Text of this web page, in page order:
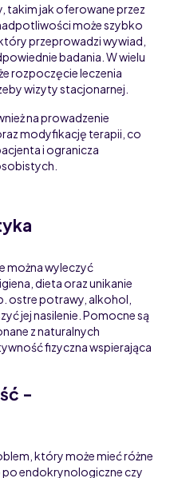
takim jak oferowane przez
może szybko
przeprowadzi wywiad,
badania. W wielu
rozpoczęcie leczenia
wizyty stacjonarnej.
na prowadzenie
modyfikację terapii, co
i ogranicza
można wyleczyć
dieta oraz unikanie
ostre potrawy, alkohol,
jej nasilenie. Pomocne są
z naturalnych
fizyczna wspierająca
-
który może mieć różne
endokrynologiczne czy